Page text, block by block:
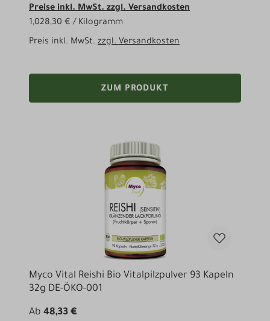
Preise inkl. MwSt. zzgl. Versandkosten
1,028,30 € / Kilogramm
Preis inkl. MwSt. zzgl. Versandkosten
ZUM PRODUKT
Myco Vital Reishi Bio Vitalpilzpulver 93 Kapeln
32g DE-ÖKO-001
Ab 48,33 €